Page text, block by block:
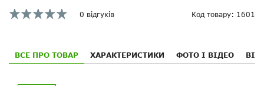
0 відгуків Код товару: 1601
ВСЕ ПРО ТОВАР ХАРАКТЕРИСТИКИ ФОТО І ВІДЕО